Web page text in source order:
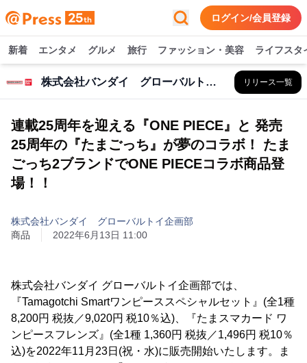
ログイン/会員登録
新着 エンタメ グルメ 旅行 ファッション・美容 ライフスタ
株式会社バンダイ グローバルトイ企画部 リリース一覧
連載25周年を迎える『ONE PIECE』と 発売
25周年の『たまごっち』が夢のコラボ！ たま
ごっち2ブランドでONE PIECEコラボ商品登
場！！
株式会社バンダイ グローバルトイ企画部
商品
2022年6月13日 11:00
株式会社バンダイ グローバルトイ企画部では、
『Tamagotchi Smartワンピーススペシャルセット』(全1種
8,200円 税抜／9,020円 税10％込)、『たまスマカード ワ
ンピースフレンズ』(全1種 1,360円 税抜／1,496円 税10％
込)を2022年11月23日(祝・水)に販売開始いたします。ま